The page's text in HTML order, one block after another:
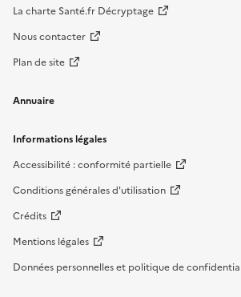
La charte Santé.fr Décryptage
Nous contacter
Plan de site
Annuaire
Informations légales
Accessibilité : conformité partielle
Conditions générales d'utilisation
Crédits
Mentions légales
Données personnelles et politique de